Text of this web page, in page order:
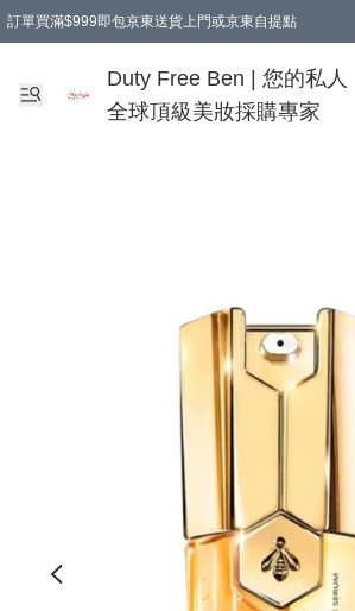
訂單買滿$999即包京東送貨上門或京東自提點
Duty Free Ben | 您的私人
全球頂級美妝採購專家